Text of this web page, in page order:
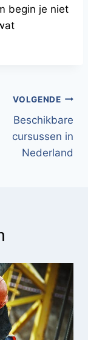
begin je niet
VOLGENDE
Beschikbare
cursussen in
Nederland